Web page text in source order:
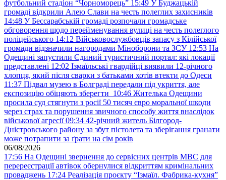
футбольний стадіон “Чорноморець” 15:49 У Буджацькій
громаді відкрили Алею Слави на честь полеглих захисників
14:48 У Бессарабській громаді розпочали громадське
обговорення щодо перейменування вулиці на честь полеглого
поліцейського 14:12 Військовослужбовців запасу з Кілійської
громади відзначили нагородами Міноборони та ЗСУ 12:53 На
Одещині запустили Єдиний туристичний портал: які локації
представлені 12:02 Ізмаїльські гвардійці виявили 12-річного
хлопця, який після сварки з батьками хотів втекти до Одеси
11:37 Підвал музею в Болграді передали під укриття, але
експозицію обіцяють зберегти 10:46 Жителька Одещини
просила суд стягнути з росії 50 тисяч євро моральної шкоди
через страх та порушення звичного способу життя внаслідок
військової агресії 09:34 42-річний житель Білгород-
Дністровського району за збут пістолета та зберігання гранати
може потрапити за ґрати на сім років
06/08/2026
17:56 На Одещині звернення до сервісних центрів МВС для
перереєстрації автівок обернулися відкриттям кримінальних
проваджень 17:24 Реалізація проєкту “Ізмаїл. Фабрика-кухня”